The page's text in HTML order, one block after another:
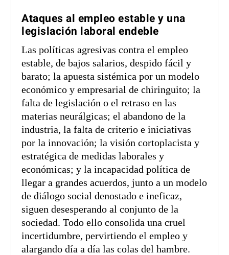
Ataques al empleo estable y una
legislación laboral endeble
Las políticas agresivas contra el empleo
estable, de bajos salarios, despido fácil y
barato; la apuesta sistémica por un modelo
económico y empresarial de chiringuito; la
falta de legislación o el retraso en las
materias neurálgicas; el abandono de la
industria, la falta de criterio e iniciativas
por la innovación; la visión cortoplacista y
estratégica de medidas laborales y
económicas; y la incapacidad política de
llegar a grandes acuerdos, junto a un modelo
de diálogo social denostado e ineficaz,
siguen desesperando al conjunto de la
sociedad. Todo ello consolida una cruel
incertidumbre, pervirtiendo el empleo y
alargando día a día las colas del hambre.